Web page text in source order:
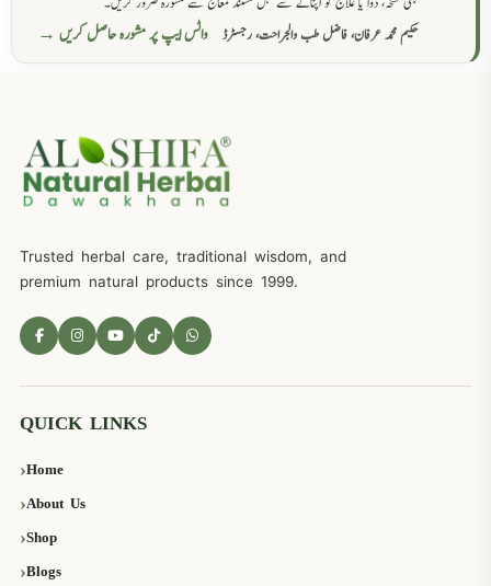
حکیم محمد عرفان، فاضل طب والجراحت، رجسٹرڈ
واٹس ایپ پر مشورہ حاصل کریں →
Trusted herbal care, traditional wisdom, and
premium natural products since 1999.
QUICK LINKS
Home
About Us
Shop
Blogs